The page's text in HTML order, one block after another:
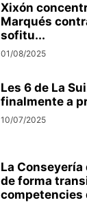
Xixón
Marqués
sofitu...
01/08/2025
Les 6 de La
finalmente a
10/07/2025
La
de forma
competencies